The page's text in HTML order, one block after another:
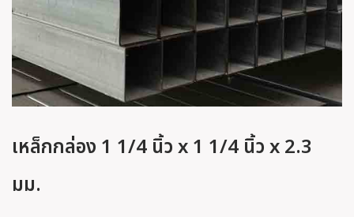
เหล็กกล่อง 1 1/4 นิ้ว x 1 1/4 นิ้ว x 2.3
มม.